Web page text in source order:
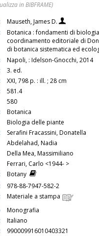
in BIBFRAME)
Mauseth, James D.
Botanica : fondamenti di
coordinamento editoriale di
di botanica sistematica ed
Napoli, : Idelson-Gnocchi, 2014
3. ed.
XXI, 798 p. : ill. ; 28 cm
581.4
580
Botanica
Biologia delle piante
Serafini Fracassini, Donatella
Abdelahad, Nadia
Della Mea, Massimiliano
Ferrari, Carlo <1944- >
Botany
978-88-7947-582-2
Materiale a stampa
Monografia
Italiano
990009916010403321